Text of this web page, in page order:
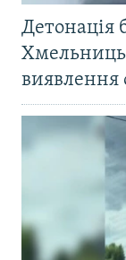
Детонація
виявлення